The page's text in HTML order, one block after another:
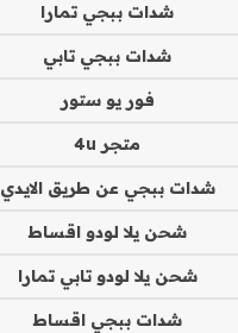
شدات ببجي تمارا
شدات ببجي تابي
فور يو ستور
متجر 4u
شدات ببجي عن طريق الايدي
شحن يلا لودو اقساط
شحن يلا لودو تابي تمارا
شدات ببجي اقساط